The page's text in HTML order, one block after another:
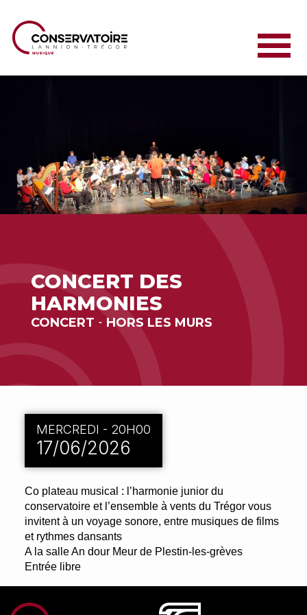
CONCERT DES
HARMONIES
CONCERT - HORS LES MURS
MERCREDI - 20H00
17/06/2026
Co plateau musical : l’harmonie junior du
conservatoire et l’ensemble à vents du Trégor vous
invitent à un voyage sonore, entre musiques de films
et rythmes dansants
A la salle An dour Meur de Plestin-les-grèves
Entrée libre